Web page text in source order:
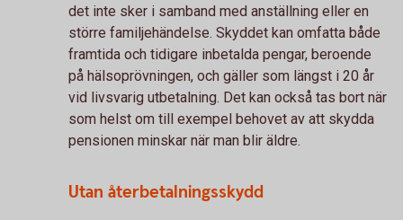
det inte sker i samband med anställning eller en
större familjehändelse. Skyddet kan omfatta både
framtida och tidigare inbetalda pengar, beroende
på hälsoprövningen, och gäller som längst i 20 år
vid livsvarig utbetalning. Det kan också tas bort när
som helst om till exempel behovet av att skydda
pensionen minskar när man blir äldre.
Utan återbetalningsskydd